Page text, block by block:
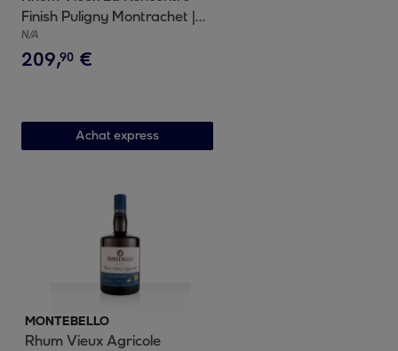
Finish Puligny Montrachet |
46.8% vol | 50cl
N/A
209,90 €
Achat express
MONTEBELLO
Rhum Vieux Agricole